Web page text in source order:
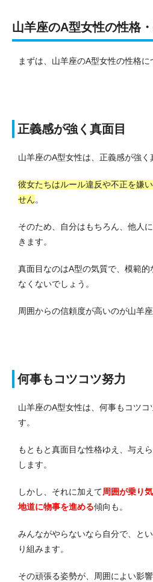
山羊座のA型女性の性格
まずは、山羊座のA型女性の性格に
正義感が強く真面目
山羊座のA型女性は、正義感が強く
彼女たちはルール違反や不正を嫌
せん。
そのため、自分はもちろん、他人
きます。
真面目なのはA型の気質で、模範
なくないでしょう。
周囲からの信頼度が高いのが山羊
何事もコツコツ努力
山羊座のA型女性は、何事もコツ
す。
もともと真面目な性格ゆえ、与え
します。
しかし、それに加えて周囲が乗り
地道に物事を進める傾向も。
みんながやらないなら自分で、と
り組みます。
その頑張る姿勢が、周囲によい影